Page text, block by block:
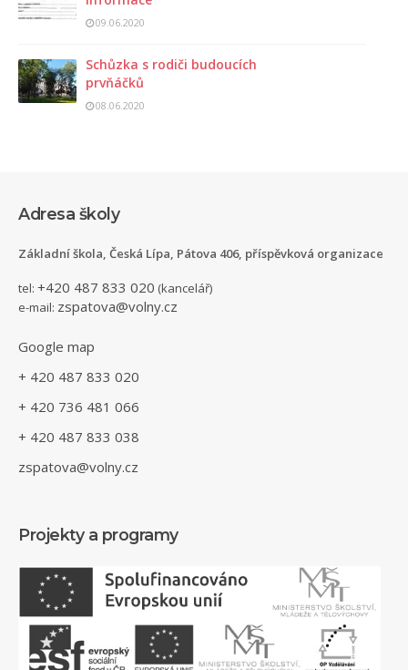
09.06.2020
Schůzka s rodiči budoucích
prvňáčků
08.06.2020
Adresa školy
Základní škola, Česká Lípa, Pátova 406, příspěvková organizace
tel: +420 487 833 020 (kancelář)
e-mail: zspatova@volny.cz
Google map
+ 420 487 833 020
+ 420 736 481 066
+ 420 487 833 038
zspatova@volny.cz
Projekty a programy